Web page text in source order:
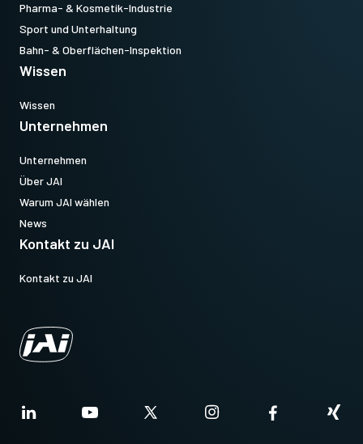
Pharma- & Kosmetik-Industrie
Sport und Unterhaltung
Bahn- & Oberflächen-Inspektion
Wissen
Wissen
Unternehmen
Unternehmen
Über JAI
Warum JAI wählen
News
Kontakt zu JAI
Kontakt zu JAI